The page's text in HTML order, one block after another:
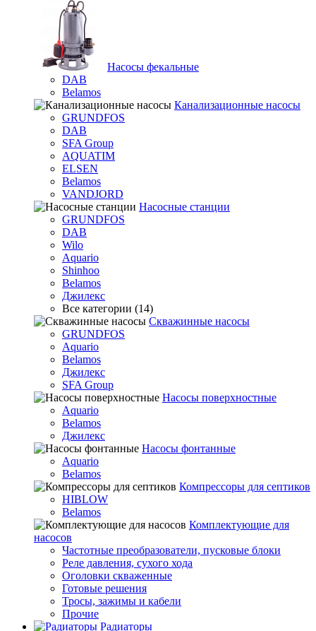
Насосы фекальные
DAB
Belamos
Канализационные насосы
GRUNDFOS
DAB
SFA Group
AQUATIM
ELSEN
Belamos
VANDJORD
Насосные станции
GRUNDFOS
DAB
Wilo
Aquario
Shinhoo
Belamos
Джилекс
Все категории (14)
Скважинные насосы
GRUNDFOS
Aquario
Belamos
Джилекс
SFA Group
Насосы поверхностные
Aquario
Belamos
Джилекс
Насосы фонтанные
Aquario
Belamos
Компрессоры для септиков
HIBLOW
Belamos
Комплектующие для
насосов
Частотные преобразователи, пусковые блоки
Реле давления, сухого хода
Оголовки скваженные
Готовые решения
Тросы, зажимы и кабели
Прочие
Радиаторы